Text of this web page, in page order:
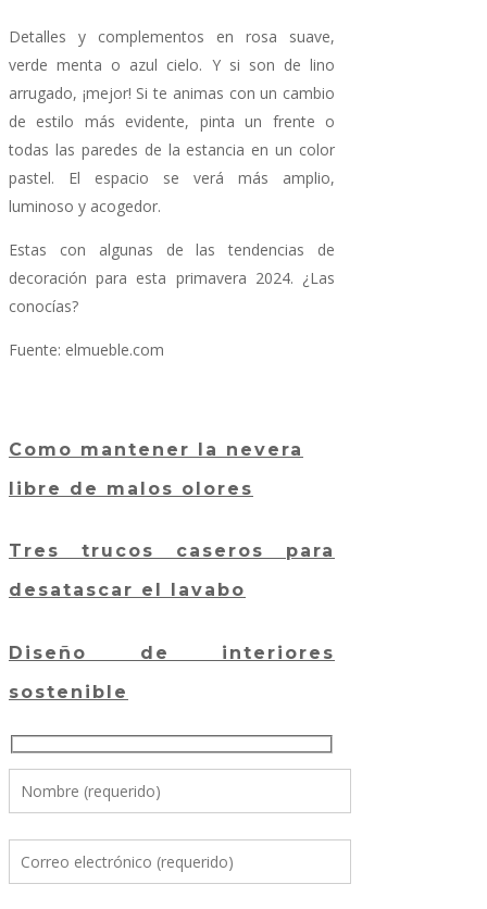
Detalles y complementos en rosa suave,
verde menta o azul cielo. Y si son de lino
arrugado, ¡mejor! Si te animas con un cambio
de estilo más evidente, pinta un frente o
todas las paredes de la estancia en un color
pastel. El espacio se verá más amplio,
luminoso y acogedor.
Estas con algunas de las tendencias de
decoración para esta primavera 2024. ¿Las
conocías?
Fuente: elmueble.com
Como mantener la nevera
libre de malos olores
Tres trucos caseros para
desatascar el lavabo
Diseño de interiores
sostenible